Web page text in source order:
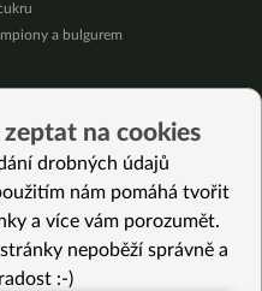
a bulgurem
zeptat na cookies
drobných údajů
nám pomáhá tvořit
a více vám porozumět.
nepoběží správně a
:-)